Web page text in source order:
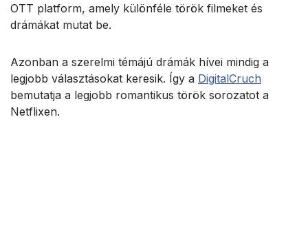
OTT platform, amely különféle török filmeket és
drámákat mutat be.
Azonban a szerelmi témájú drámák hívei mindig a
legjobb választásokat keresik. Így a DigitalCruch
bemutatja a legjobb romantikus török sorozatot a
Netflixen.